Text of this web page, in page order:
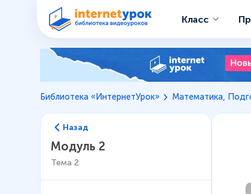
Класс
Библиотека «ИнтернетУрок» Математика,
Назад
Модуль 2
Тема 2